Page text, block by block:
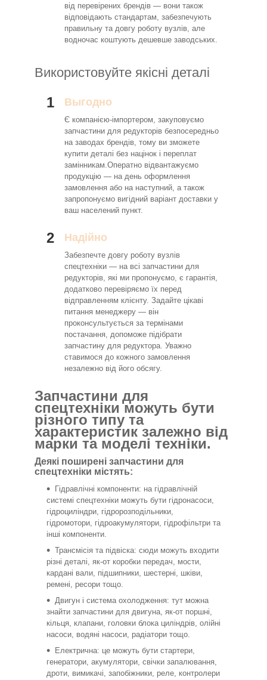
від перевірених брендів — вони також
відповідають стандартам, забезпечують
правильну та довгу роботу вузлів, але
водночас коштують дешевше заводських.
Використовуйте якісні деталі
1 Выгодно
Є компанією-імпортером, закуповуємо
запчастини для редукторів безпосередньо
на заводах брендів, тому ви зможете
купити деталі без націнок і переплат
замінникам.Оператно відвантажуємо
продукцію — на день оформлення
замовлення або на наступний, а також
запропонуємо вигідний варіант доставки у
ваш населений пункт.
2 Надійно
Забезпечте довгу роботу вузлів
спецтехніки — на всі запчастини для
редукторів, які ми пропонуємо, є гарантія,
додатково перевіряємо їх перед
відправленням клієнту. Задайте цікаві
питання менеджеру — він
проконсультується за термінами
постачання, допоможе підібрати
запчастину для редуктора. Уважно
ставимося до кожного замовлення
незалежно від його обсягу.
Запчастини для
спецтехніки можуть бути
різного типу та
характеристик залежно від
марки та моделі техніки.
Деякі поширені запчастини для
спецтехніки містять:
Гідравлічні компоненти: на гідравлічній
системі спецтехніки можуть бути гідронасоси,
гідроциліндри, гідророзподільники,
гідромотори, гідроакумулятори, гідрофільтри та
інші компоненти.
Трансмісія та підвіска: сюди можуть входити
різні деталі, як-от коробки передач, мости,
кардані вали, підшипники, шестерні, шківи,
ремені, ресори тощо.
Двигун і система охолодження: тут можна
знайти запчастини для двигуна, як-от поршні,
кільця, клапани, головки блока циліндрів, олійні
насоси, водяні насоси, радіатори тощо.
Електрична: це можуть бути стартери,
генератори, акумулятори, свічки запалювання,
дроти, вимикачі, запобіжники, реле, контролери